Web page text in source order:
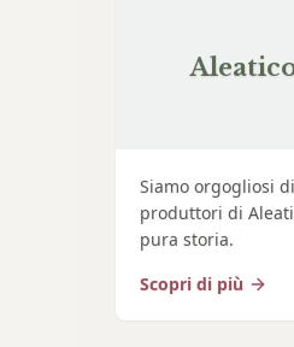
Siamo orgogliosi
produttori di
pura storia.
Scopri di più